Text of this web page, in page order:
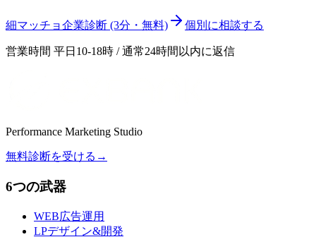
細マッチョ企業診断 (3分・無料) 個別に相談する
営業時間 平日10-18時 / 通常24時間以内に返信
Performance Marketing Studio
無料診断を受ける →
6つの武器
WEB広告運用
LPデザイン&開発